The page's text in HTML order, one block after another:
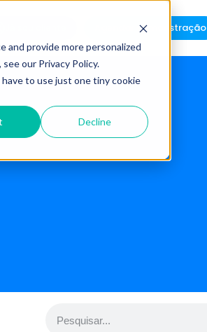
and provide more personalized
our Privacy Policy.
to use just one tiny cookie
Decline
Agendar demonstração